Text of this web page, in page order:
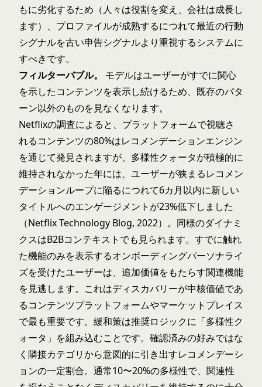
もに劣化するため（人々は役割を変え、会社は成長し
ます）、プロファイルが成熟するにつれて最近の行動
シグナルを古い申告シグナルより重視するシステムに
すべきです。
フィルターバブル。
モデルはユーザーがすでに関心
を示したコンテンツを表示し続けるため、既存のパタ
ーン以外のものを見なくなります。
Netflixの調査によると、プラットフォームで視聴さ
れるコンテンツの80%はレコメンデーションエンジン
を通じて発見されますが、多様性クォータが積極的に
維持されなかった年には、ユーザーが狭まるレコメン
デーションループに陥るにつれて6カ月以内に新しい
タイトルへのエンゲージメントが23%低下しました
（Netflix Technology Blog, 2022）。同様のダイナミ
クスはB2Bコンテキストでも見られます。すでに触れ
た機能のみを表示するオンボーディングパーソナライ
ズを受けたユーザーは、追加価値をもたらす関連機能
を見逃します。これはディスカバリーが中核価値であ
るコンテンツプラットフォームやマーケットプレイス
で最も重要です。緩和策は推奨ロジックに「多様性ク
ォータ」を組み込むことです。確認済みの好みではな
く隣接カテゴリから意図的に引き出すレコメンデーシ
ョンの一定割合。通常10〜20%の多様性で、関連性